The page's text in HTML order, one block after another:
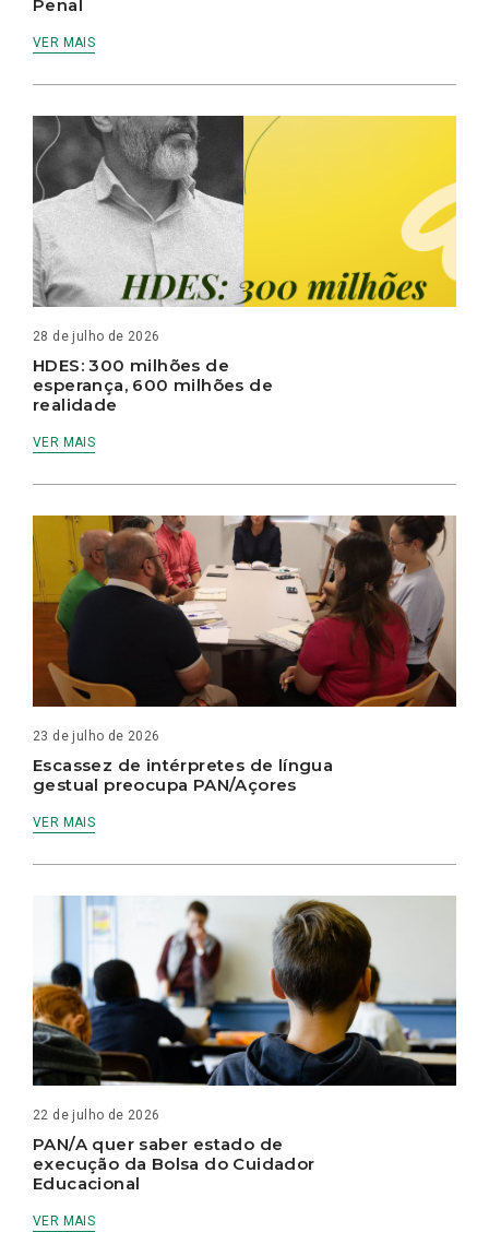
Penal
VER MAIS
28 de julho de 2026
HDES: 300 milhões de
esperança, 600 milhões de
realidade
VER MAIS
23 de julho de 2026
Escassez de intérpretes de língua
gestual preocupa PAN/Açores
VER MAIS
22 de julho de 2026
PAN/A quer saber estado de
execução da Bolsa do Cuidador
Educacional
VER MAIS